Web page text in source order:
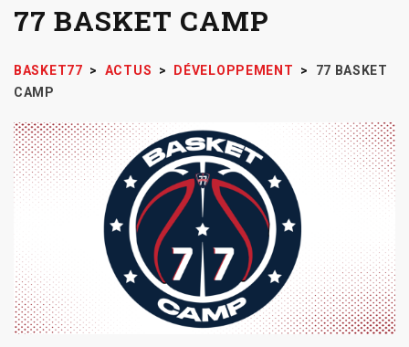
77 BASKET CAMP
BASKET77 > ACTUS > DÉVELOPPEMENT >
77 BASKET
CAMP